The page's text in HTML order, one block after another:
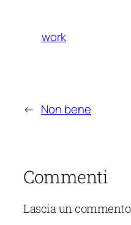
work
← Non bene
Commenti
Lascia un commento